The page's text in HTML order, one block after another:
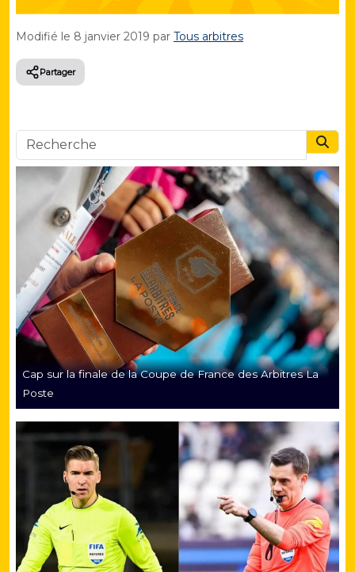
Modifié le 8 janvier 2019 par Tous arbitres
Partager
Cap sur la finale de la Coupe de France des Arbitres La
Poste